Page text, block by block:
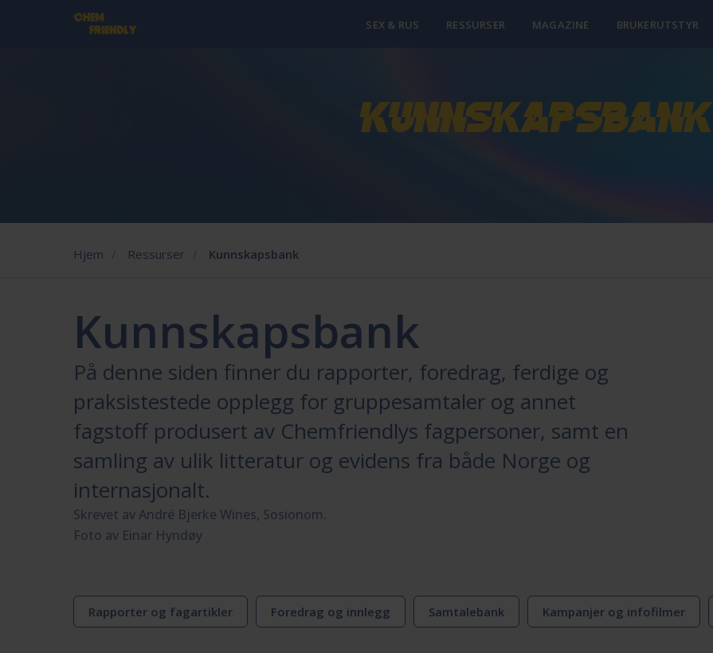
SEX & RUS RESSURSER MAGAZINE BRUKERUTSTYR
Kunnskapsbank
Hjem Ressurser Kunnskapsbank
Kunnskapsbank
På denne siden finner du rapporter, foredrag, ferdige og
praksistestede opplegg for gruppesamtaler og annet
fagstoff produsert av Chemfriendlys fagpersoner, samt en
samling av ulik litteratur og evidens fra både Norge og
internasjonalt.
Skrevet av André Bjerke Wines, Sosionom.
Foto av Einar Hyndøy
Rapporter og fagartikler Foredrag og innlegg Samtalebank Kampanjer og infofilmer